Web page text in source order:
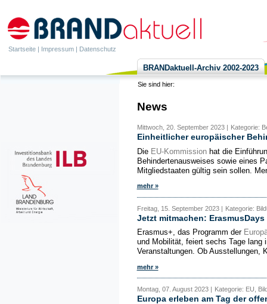
Startseite | Impressum | Datenschutz
BRANDaktuell-Archiv 2002-2023
Sie sind hier:
News
Mittwoch, 20. September 2023 | Kategorie:
Einheitlicher europäischer
Die EU-Kommissionhat die
Behindertenausweises sowie eines
Mitgliedstaaten gültig sein sollen.
mehr »
Freitag, 15. September 2023 | Kategorie:
Jetzt mitmachen:
Erasmus+, das Programm der
und Mobilität, feiert sechs Tage lang
Veranstaltungen. Ob Ausstellungen,
mehr »
Montag, 07. August 2023 | Kategorie: EU,
Europa erleben am Tag der